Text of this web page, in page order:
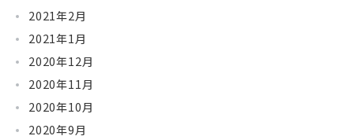
2021年2月
2021年1月
2020年12月
2020年11月
2020年10月
2020年9月